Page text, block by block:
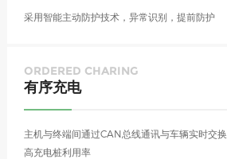
采用智能主动防护技术，异常识别，提前防护
ORDERED CHARING
有序充电
主机与终端间通过CAN总线通讯与车辆实时交
高充电桩利用率